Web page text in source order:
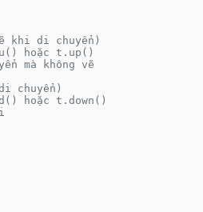
khi di chuyển)
hoặc t.up()
mà không vẽ
chuyển)
hoặc t.down()